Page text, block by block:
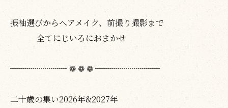
振袖選びからヘアメイク、前撮り撮影まで
全てにじいろにおまかせ
┈┈┈┈┈┈┈ ❁ ❁ ❁ ┈┈┈┈┈┈┈┈
二十歳の集い2026年&2027年